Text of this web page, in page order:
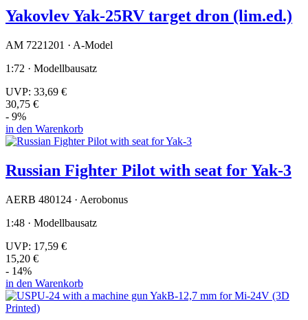
Yakovlev Yak-25RV target dron (lim.ed.)
AM 7221201 · A-Model
1:72 · Modellbausatz
UVP: 33,69 €
30,75 €
- 9%
in den Warenkorb
Russian Fighter Pilot with seat for Yak-3
AERB 480124 · Aerobonus
1:48 · Modellbausatz
UVP: 17,59 €
15,20 €
- 14%
in den Warenkorb